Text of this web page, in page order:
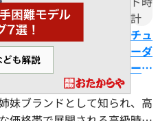
モデ
ル資
産価
値や
のポ
イン
計
チュ
ーダ
ーの
困難
モデ
妹ブランドとして知られ、高